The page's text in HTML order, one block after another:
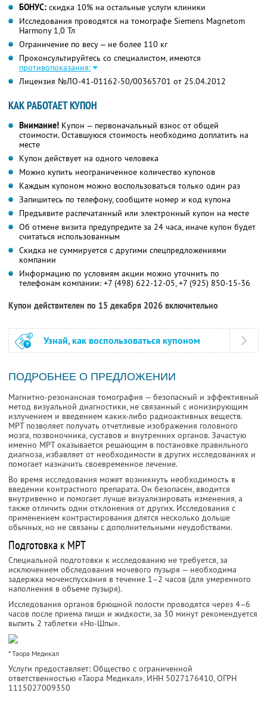
БОНУС: скидка 10% на остальные услуги клиники
Исследования проводятся на томографе Siemens Magnetom
Harmony 1,0 Тл
Ограничение по весу — не более 110 кг
Проконсультируйтесь со специалистом, имеются
противопоказания:
Лицензия №ЛО-41-01162-50/00365701 от 25.04.2012
КАК РАБОТАЕТ КУПОН
Внимание! Купон — первоначальный взнос от общей
стоимости. Оставшуюся стоимость необходимо доплатить на
месте
Купон действует на одного человека
Можно купить неограниченное количество купонов
Каждым купоном можно воспользоваться только один раз
Запишитесь по телефону, сообщите номер и код купона
Предъявите распечатанный или электронный купон на месте
Об отмене визита предупредите за 24 часа, иначе купон будет
считаться использованным
Скидка не суммируется с другими спецпредложениями
компании
Информацию по условиям акции можно уточнить по
телефонам компании: +7 (498) 622-12-05, +7 (925) 850-15-36
Купон действителен по 15 декабря 2026 включительно
Узнай, как воспользоваться купоном
ПОДРОБНЕЕ О ПРЕДЛОЖЕНИИ
Магнитно-резонансная томография — безопасный и эффективный
метод визуальной диагностики, не связанный с ионизирующим
излучением и введением каких-либо радиоактивных веществ.
МРТ позволяет получать отчетливые изображения головного
мозга, позвоночника, суставов и внутренних органов. Зачастую
именно МРТ оказывается решающим в постановке правильного
диагноза, избавляет от необходимости в других исследованиях и
помогает назначить своевременное лечение.
Во время исследования может возникнуть необходимость в
введении контрастного препарата. Он безопасен, вводится
внутривенно и помогает лучше визуализировать изменения, а
также отличить одни отклонения от других. Исследования с
применением контрастирования длятся несколько дольше
обычных, но не связаны с дополнительными неудобствами.
Подготовка к МРТ
Специальной подготовки к исследованию не требуется, за
исключением обследования мочевого пузыря — необходима
задержка мочеиспускания в течение 1–2 часов (для умеренного
наполнения в объеме пузыря).
Исследования органов брюшной полости проводятся через 4–6
часов после приема пищи и жидкости, за 30 минут рекомендуется
выпить 2 таблетки «Но-Шпы».
* Таора Медикал
Услуги предоставляет: Общество с ограниченной
ответственностью «Таора Медикал», ИНН 5027176410, ОГРН
1115027009350